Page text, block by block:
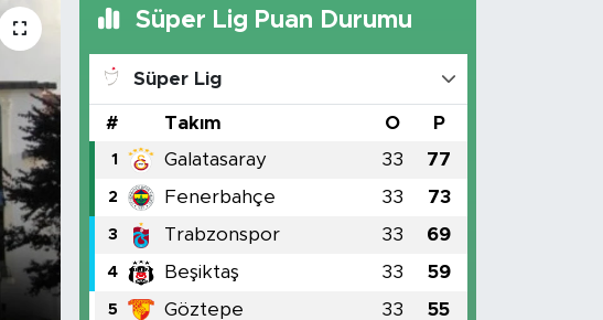
Süper Lig Puan Durumu
Süper Lig
# Takım O P
1 Galatasaray 33 77
2 Fenerbahçe 33 73
3 Trabzonspor 33 69
4 Beşiktaş 33 59
5 Göztepe 33 55